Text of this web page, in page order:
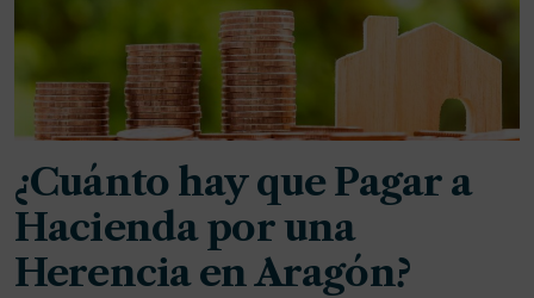
¿Cuánto hay que Pagar a
Hacienda por una
Herencia en Aragón?